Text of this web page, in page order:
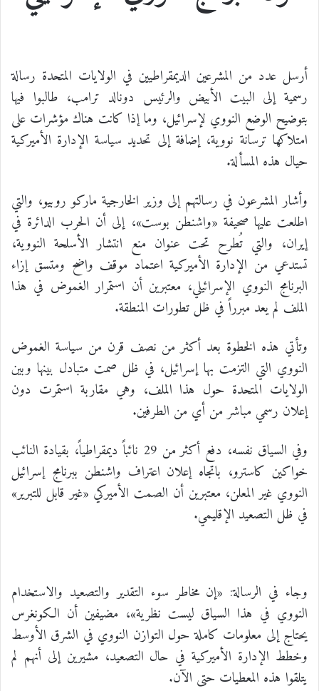
أرسل عدد من المشرعين الديمقراطيين في الولايات المتحدة رسالة
رسمية إلى البيت الأبيض والرئيس دونالد ترامب، طالبوا فيها
بتوضيح الوضع النووي لإسرائيل، وما إذا كانت هناك مؤشرات على
امتلاكها ترسانة نووية، إضافة إلى تحديد سياسة الإدارة الأميركية
حيال هذه المسألة.
وأشار المشرعون في رسالتهم إلى وزير الخارجية ماركو روبيو، والتي
اطلعت عليها صحيفة «واشنطن بوست»، إلى أن الحرب الدائرة في
إيران، والتي تُطرح تحت عنوان منع انتشار الأسلحة النووية،
تستدعي من الإدارة الأميركية اعتماد موقف واضح ومتسق إزاء
البرنامج النووي الإسرائيلي، معتبرين أن استمرار الغموض في هذا
الملف لم يعد مبرراً في ظل تطورات المنطقة.
وتأتي هذه الخطوة بعد أكثر من نصف قرن من سياسة الغموض
النووي التي التزمت بها إسرائيل، في ظل صمت متبادل بينها وبين
الولايات المتحدة حول هذا الملف، وهي مقاربة استمرت دون
إعلان رسمي مباشر من أي من الطرفين.
وفي السياق نفسه، دفع أكثر من 29 نائباً ديمقراطياً، بقيادة النائب
خواكين كاسترو، باتجاه إعلان اعتراف واشنطن ببرنامج إسرائيل
النووي غير المعلن، معتبرين أن الصمت الأميركي «غير قابل للتبرير»
في ظل التصعيد الإقليمي.
وجاء في الرسالة: «إن مخاطر سوء التقدير والتصعيد والاستخدام
النووي في هذا السياق ليست نظرية»، مضيفين أن الكونغرس
يحتاج إلى معلومات كاملة حول التوازن النووي في الشرق الأوسط
وخطط الإدارة الأميركية في حال التصعيد، مشيرين إلى أنهم لم
يتلقوا هذه المعطيات حتى الآن.